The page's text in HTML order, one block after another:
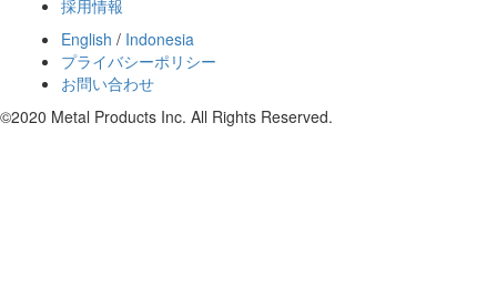
採用情報
English / Indonesia
プライバシーポリシー
お問い合わせ
©2020 Metal Products Inc. All Rights Reserved.